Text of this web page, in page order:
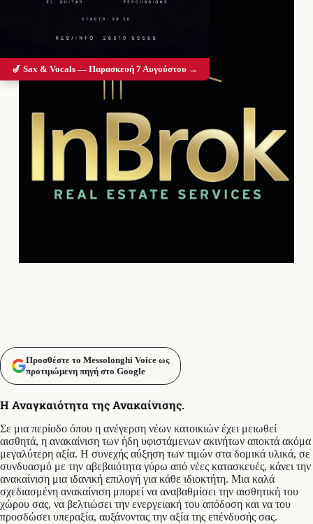
Προσθέστε το Messolonghi Voice ως
προτιμώμενη πηγή στο Google
Η Αναγκαιότητα της Ανακαίνισης.
Σε μια περίοδο όπου η ανέγερση νέων κατοικιών έχει μειωθεί
αισθητά, η ανακαίνιση των ήδη υφιστάμενων ακινήτων αποκτά ακόμα
μεγαλύτερη αξία. Η συνεχής αύξηση των τιμών στα δομικά υλικά, σε
συνδυασμό με την αβεβαιότητα γύρω από νέες κατασκευές, κάνει την
ανακαίνιση μια ιδανική επιλογή για κάθε ιδιοκτήτη. Μια καλά
σχεδιασμένη ανακαίνιση μπορεί να αναβαθμίσει την αισθητική του
χώρου σας, να βελτιώσει την ενεργειακή του απόδοση και να του
προσδώσει υπεραξία, αυξάνοντας την αξία της επένδυσής σας.
🎷 Sax & Vocals — Παρασκευή 7 Αυγούστου →